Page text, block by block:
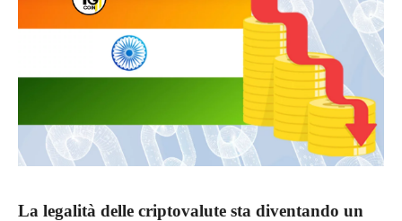
La legalità delle criptovalute sta diventando un